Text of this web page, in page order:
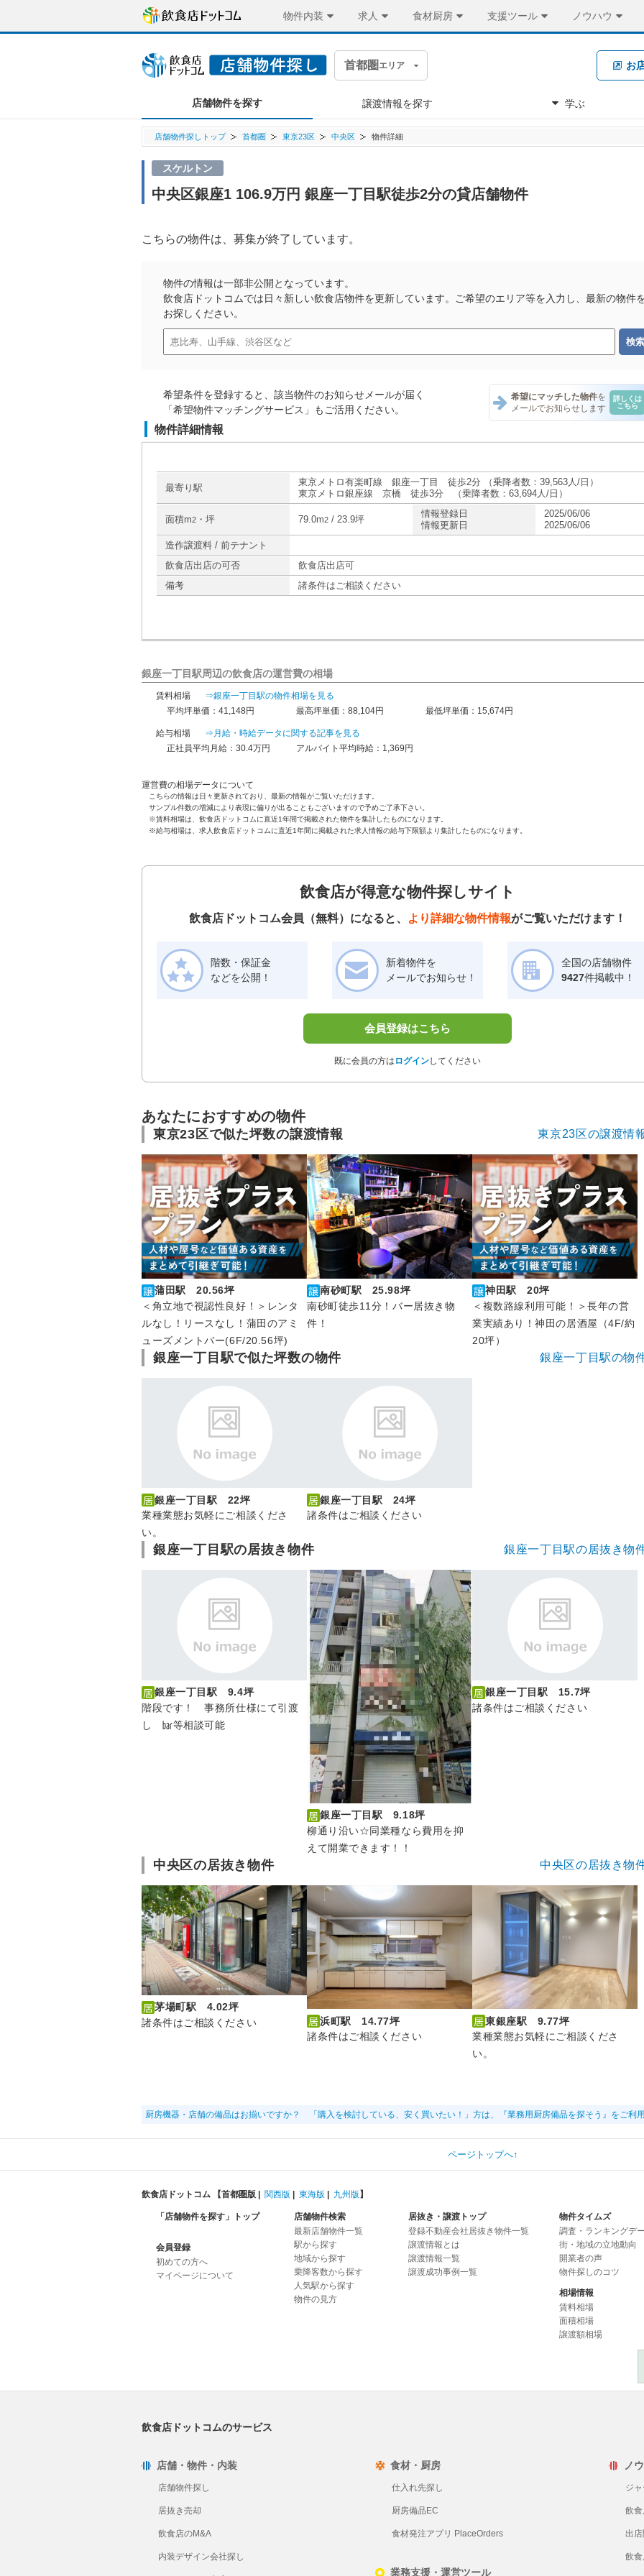
物件内装 求人 食材厨房 支援ツール ノウハウ
首都圏 エリア お
店舗物件を探す 譲渡情報を探す 学ぶ
店舗物件探しトップ 首都圏 東京23区 中央区 物件詳細
スケルトン
中央区銀座1 106.9万円 銀座一丁目駅徒歩2分の貸店舗物件
こちらの物件は、募集が終了しています。
物件の情報は一部非公開となっています。
飲食店ドットコムでは日々新しい飲食店物件を更新しています。ご希望のエリア等を入力し、最新の物件
お探しください。
希望条件を登録すると、該当物件のお知らせメールが届く
「希望物件マッチングサービス」もご活用ください。
希望にマッチした物件を
メールでお知らせします
詳しくは
こちら
物件詳細情報
最寄り駅
東京メトロ有楽町線 銀座一丁目 徒歩2分 （乗降者数：39,563人/日）
東京メトロ銀座線 京橋 徒歩3分 （乗降者数：63,694人/日）
面積m2 ・坪 79.0m2 / 23.9坪
情報登録日
情報更新日
2025/06/06
2025/06/06
造作譲渡料 / 前テナント
飲食店出店の可否
飲食店出店可
備考
諸条件はご相談ください
銀座一丁目駅周辺の飲食店の運営費の相場
賃料相場
⇒銀座一丁目駅の物件相場を見る
平均坪単価：41,148円
最高坪単価：88,104円 最低坪単価：15,674円
給与相場
⇒月給・時給データに関する記事を見る
正社員平均月給：30.4万円
アルバイト平均時給：1,369円
運営費の相場データについて
こちらの情報は日々更新されており、最新の情報がご覧いただけます。
サンプル件数の増減により表現に偏りが出ることもございますので予めご了承下さい。
※賃料相場は、飲食店ドットコムに直近1年間で掲載された物件を集計したものになります。
※給与相場は、求人飲食店ドットコムに直近1年間に掲載された求人情報の給与下限額より集計したものになります。
飲食店が得意な物件探しサイト
飲食店ドットコム会員（無料）になると、 より詳細な物件情報がご覧いただけます！
階数・保証金
などを公開！
新着物件を
メールでお知らせ！
全国の店舗物件
9427件掲載中！
会員登録はこちら
既に会員の方は ログインしてください
あなたにおすすめの物件
東京23区で似た坪数の譲渡情報 東京23区の譲渡情
蒲田駅 20.56坪
＜角立地で視認性良好！＞レンタ
ルなし！リースなし！蒲田のアミ
ューズメントバー(6F/20.56坪)
南砂町駅 25.98坪
南砂町徒歩11分！バー居抜き物
件！
神田駅 20坪
＜複数路線利用可能！＞長年の営
業実績あり！神田の居酒屋（4F/約
20坪）
銀座一丁目駅で似た坪数の物件 銀座一丁目駅の物
銀座一丁目駅 22坪
業種業態お気軽にご相談くださ
い。
銀座一丁目駅 24坪
諸条件はご相談ください
銀座一丁目駅の居抜き物件 銀座一丁目駅の居抜き物
銀座一丁目駅 9.4坪
階段です！ 事務所仕様にて引渡
し ㍴等相談可能
銀座一丁目駅 9.18坪
柳通り沿い☆同業種なら費用を抑
えて開業できます！！
銀座一丁目駅 15.7坪
諸条件はご相談ください
中央区の居抜き物件 中央区の居抜き物
茅場町駅 4.02坪
諸条件はご相談ください
浜町駅 14.77坪
諸条件はご相談ください
東銀座駅 9.77坪
業種業態お気軽にご相談くださ
い。
厨房機器・店舗の備品はお揃いですか？ 「購入を検討している、安く買いたい！」方は、『業務用厨房備品を探そう』をご利
ページトップへ↑
飲食店ドットコム 【首都圏版 関西版 東海版 九州版 】
「店舗物件を探す」トップ
会員登録
初めての方へ
マイページについて
店舗物件検索
最新店舗物件一覧
駅から探す
地域から探す
乗降客数から探す
人気駅から探す
物件の見方
居抜き・譲渡トップ
登録不動産会社居抜き物件一覧
譲渡情報とは
譲渡情報一覧
譲渡成功事例一覧
物件タイムズ
調査・ランキングデ
街・地域の立地動向
開業者の声
物件探しのコツ
相場情報
賃料相場
面積相場
譲渡額相場
飲食店ドットコムのサービス
店舗・物件・内装
店舗物件探し
居抜き売却
飲食店のM&A
内装デザイン会社探し
食材・厨房
仕入れ先探し
厨房備品EC
食材発注アプリ PlaceOrders
業務支援・運営ツール
ノ
ジ
飲
出
飲